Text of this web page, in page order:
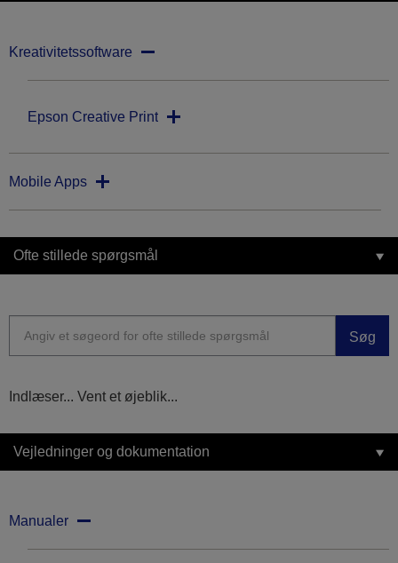
Kreativitetssoftware
Epson Creative Print
Mobile Apps
Ofte stillede spørgsmål
Søg
Indlæser... Vent et øjeblik...
Vejledninger og dokumentation
Manualer